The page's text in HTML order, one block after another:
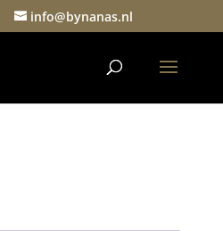
info@bynanas.nl